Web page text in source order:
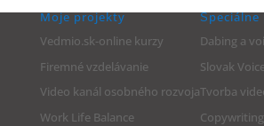
Moje projekty
Vedmio.sk-online kurzy
Firemné vzdelávanie
Video kanál osobného rozvoja
Work Life Balance
Dabing a
Slovak
Tvorba